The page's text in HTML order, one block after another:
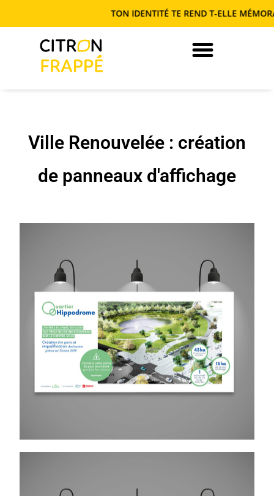
TON IDENTITÉ TE REND T-ELLE
Ville Renouvelée : création
de panneaux d'affichage